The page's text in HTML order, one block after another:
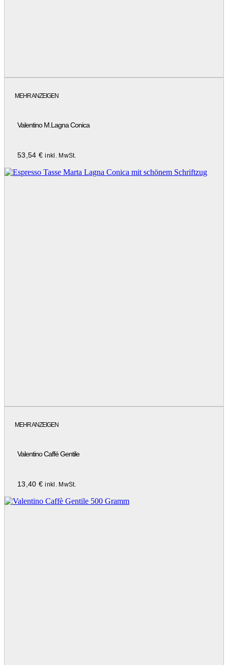
MEHR ANZEIGEN
Valentino M.Lagna Conica
53,54 € inkl. MwSt.
MEHR ANZEIGEN
Valentino Caffé Gentile
13,40 € inkl. MwSt.